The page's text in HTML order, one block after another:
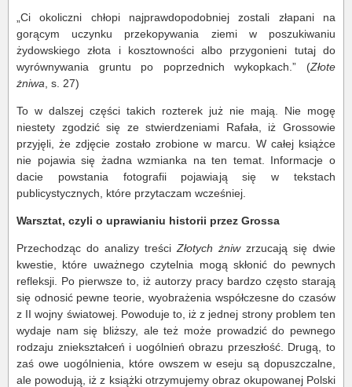
„Ci okoliczni chłopi najprawdopodobniej zostali złapani na
gorącym uczynku przekopywania ziemi w poszukiwaniu
żydowskiego złota i kosztowności albo przygonieni tutaj do
wyrównywania gruntu po poprzednich wykopkach.” (Złote
żniwa , s. 27)
To w dalszej części takich rozterek już nie mają. Nie mogę
niestety zgodzić się ze stwierdzeniami Rafała, iż Grossowie
przyjęli, że zdjęcie zostało zrobione w marcu. W całej książce
nie pojawia się żadna wzmianka na ten temat. Informacje o
dacie powstania fotografii pojawiają się w tekstach
publicystycznych, które przytaczam wcześniej.
Warsztat, czyli o uprawianiu historii przez Grossa
Przechodząc do analizy treści Złotych żniwzrzucają się dwie
kwestie, które uważnego czytelnia mogą skłonić do pewnych
refleksji. Po pierwsze to, iż autorzy pracy bardzo często starają
się odnosić pewne teorie, wyobrażenia współczesne do czasów
z II wojny światowej. Powoduje to, iż z jednej strony problem ten
wydaje nam się bliższy, ale też może prowadzić do pewnego
rodzaju zniekształceń i uogólnień obrazu przeszłość. Drugą, to
zaś owe uogólnienia, które owszem w eseju są dopuszczalne,
ale powodują, iż z książki otrzymujemy obraz okupowanej Polski